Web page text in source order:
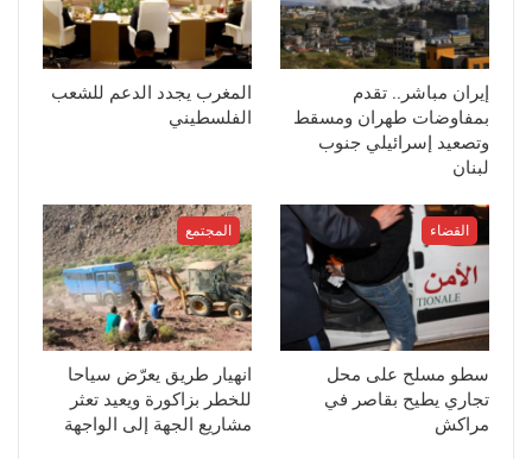
إيران مباشر.. تقدم
بمفاوضات طهران ومسقط
وتصعيد إسرائيلي جنوب
لبنان
المغرب يجدد الدعم للشعب
الفلسطيني
القضاء
سطو مسلح على محل
تجاري يطيح بقاصر في
مراكش
المجتمع
انهيار طريق يعرّض سياحا
للخطر بزاكورة ويعيد تعثر
مشاريع الجهة إلى الواجهة